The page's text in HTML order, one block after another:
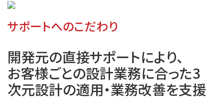
サポートへのこだわり
開発元の直接サポートにより、
お客様ごとの設計業務に合った3
次元設計の適用・業務改善を支援